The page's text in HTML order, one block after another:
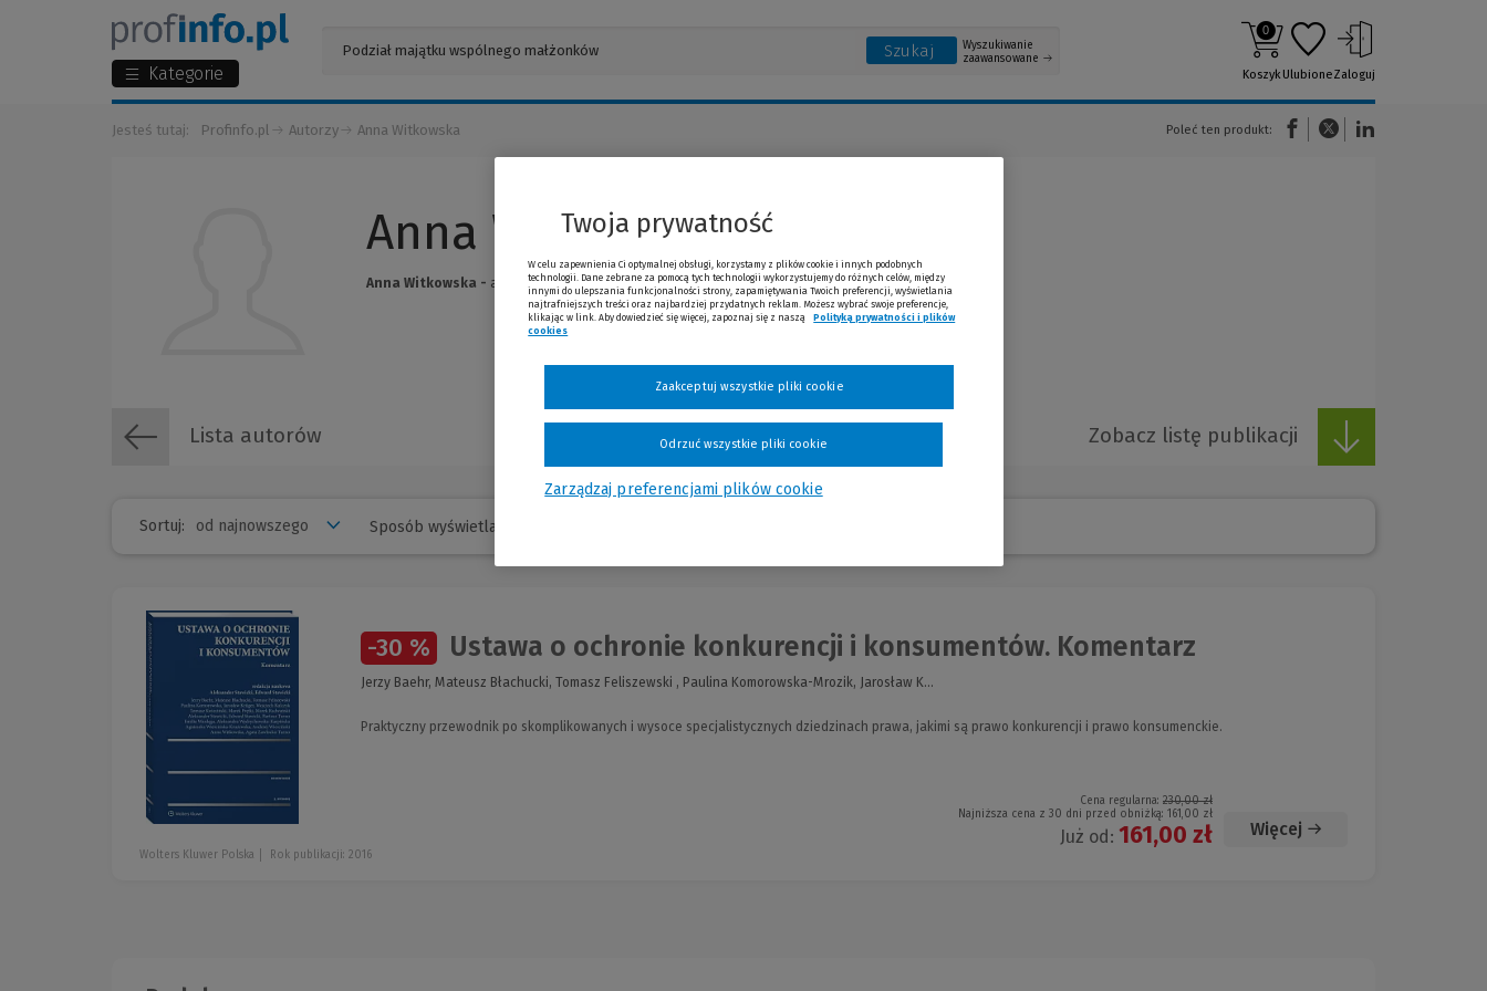
Kategorie
Szukaj
Wyszukiwanie
zaawansowane
0
KoszykUlubioneZaloguj
Jesteś tutaj: Profinfo.pl Autorzy Anna Witkowska Poleć ten produkt:
(Nowe okno)(Link do innej strony)
Anna Witkowska
Anna Witkowska - adwokat
Lista autorów Zobacz listę publikacji
Sortuj: Sposób wyświetlania
-30 % Ustawa o ochronie konkurencji i konsumentów. Komentarz
Jerzy Baehr, Mateusz Błachucki, Tomasz Feliszewski , Paulina Komorowska-Mrozik, Jarosław K...
Praktyczny przewodnik po skomplikowanych i wysoce specjalistycznych dziedzinach prawa, jakimi są prawo konkurencji i prawo konsumenckie.
Cena regularna: 230,00 zł
Najniższa cena z 30 dni przed obniżką: 161,00 zł
Już od: 161,00 zł Więcej
Wolters Kluwer Polska Rok publikacji: 2016
Twoja prywatność
W celu zapewnienia Ci optymalnej obsługi, korzystamy z plików cookie i innych podobnych
technologii. Dane zebrane za pomocą tych technologii wykorzystujemy do różnych celów, między
innymi do ulepszania funkcjonalności strony, zapamiętywania Twoich preferencji, wyświetlania
najtrafniejszych treści oraz najbardziej przydatnych reklam. Możesz wybrać swoje preferencje,
klikając w link. Aby dowiedzieć się więcej, zapoznaj się z naszą
Polityką prywatności i plików
cookies
Zarządzaj preferencjami plików cookie
Odrzuć wszystkie pliki cookie
Zaakceptuj wszystkie pliki cookie